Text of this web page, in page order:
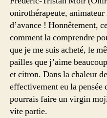
onirothérapeute,
d’avance ! Honnêtement,
comment la comprendre
que je me suis acheté, le
pailles que j’aime
et citron. Dans la chaleur
effectivement eu la pensée
pourrais faire un virgin
vite partie.